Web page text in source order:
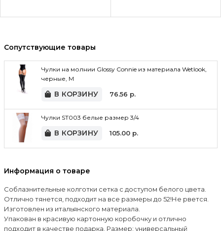
Сопутствующие товары
Чулки на молнии Glossy Connie из материала Wetlook,
черные, M
В КОРЗИНУ 76.56 р.
Чулки ST003 белые размер 3/4
В КОРЗИНУ 105.00р.
Информация о товаре
Соблазнительные колготки сетка с доступом белого цвета.
Отлично тянется, подходит на все размеры до 52!Не рвется.
Изготовлен из итальянского материала.
Упакован в красивую картонную коробочку и отлично
подходит в качестве подарка. Размер: универсальный